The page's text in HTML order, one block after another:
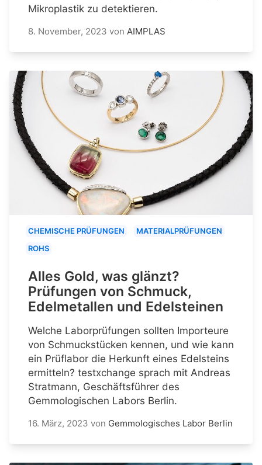
Mikroplastik zu detektieren.
8. November, 2023 von AIMPLAS
CHEMISCHE PRÜFUNGEN
MATERIALPRÜFUNGEN
ROHS
Alles Gold, was glänzt?
Prüfungen von Schmuck,
Edelmetallen und Edelsteinen
Welche Laborprüfungen sollten Importeure
von Schmuckstücken kennen, und wie kann
ein Prüflabor die Herkunft eines Edelsteins
ermitteln? testxchange sprach mit Andreas
Stratmann, Geschäftsführer des
Gemmologischen Labors Berlin.
16. März, 2023 von Gemmologisches Labor Berlin